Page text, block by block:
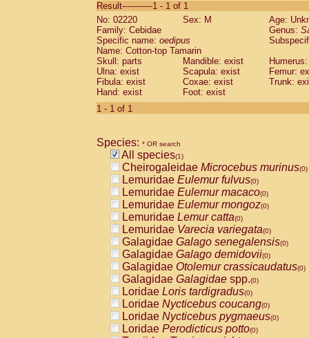
CebidaeSaguinus labiatus(0)
Cebidae Saguinus leucopus (0)
Cebidae
CebidaeSaguinus mystax
Cebidae Saguinus nigricollis (0)
Cebidae Saguinus oedipus
Cebidae Saguinus weddelli
Cebidae Saguinusspp.
Cebidae
CebidaeCebus capucinus
CebidaeCebus nigrivittatus
CebidaeCebus spp.(0)
CebidaeSaimiri boliviensis(0)
CebidaeSaimiri sciureus(0)
AtelidaeAlouatta caraya(0)
AtelidaeAlouatta fusca(0)
AtelidaeAlouatta seniculus(0)
AtelidaeAlouattaspp.(0)
AtelidaeAteles belzebuth(0)
AtelidaeAteles geoffroyi(0)
AtelidaeAteles paniscus(0)
AtelidaeAtelesspp.(0)
AtelidaeLagothrix lagothricha(0)
AtelidaeLagothrix lagothricha cana
PitheciidaeCacajao calvus
Result-----------1 - 1 of 1
No: 02220
Sex: M
Age:
Family: Cebidae
Genus:
Specific name: oedipus
Name: Cotton-top Tamarin
Skull: parts
Mandible: exist
Ulna: exist
Scapula: exist
Femur:
Fibula: exist
Coxae: exist
Trunk:
Hand: exist
Foot: exist
1 - 1 of 1
Species: * OR search
All species(1)
Cheirogaleidae Microcebus murinus(0)
Lemuridae Eulemur fulvus(0)
Lemuridae Eulemur macaco(0)
Lemuridae Eulemur mongoz(0)
Lemuridae Lemur catta(0)
Lemuridae Varecia variegata(0)
Galagidae Galago senegalensis(0)
Galagidae Galago demidovii(0)
Galagidae Otolemur crassicaudatus(0)
Galagidae Galagidae spp.(0)
Loridae Loris tardigradus(0)
Loridae Nycticebus coucang(0)
Loridae Nycticebus pygmaeus(0)
Loridae Perodicticus potto(0)